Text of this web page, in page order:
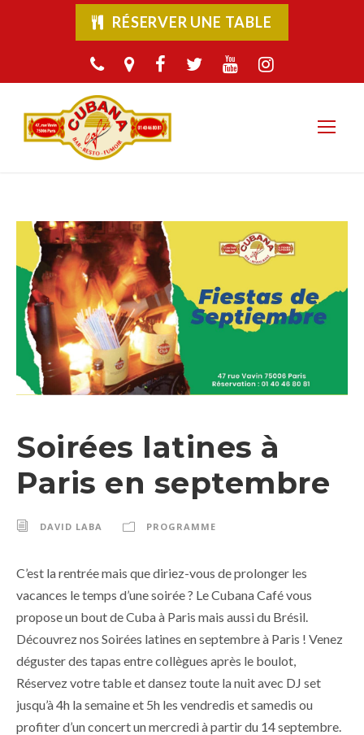
RÉSERVER UNE TABLE
Soirées latines à
Paris en septembre
DAVID LABA PROGRAMME
C’est la rentrée mais que diriez-vous de prolonger les
vacances le temps d’une soirée ? Le Cubana Café vous
propose un bout de Cuba à Paris mais aussi du Brésil.
Découvrez nos Soirées latines en septembre à Paris ! Venez
déguster des tapas entre collègues après le boulot,
Réservez votre table et dansez toute la nuit avec DJ set
jusqu’à 4h la semaine et 5h les vendredis et samedis ou
profiter d’un concert un mercredi à partir du 14 septembre.